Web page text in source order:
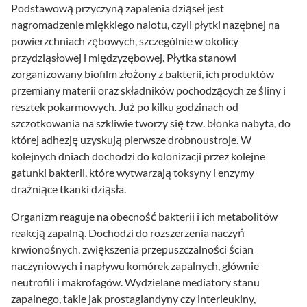
Podstawową przyczyną zapalenia dziąseł jest
nagromadzenie miękkiego nalotu, czyli płytki nazębnej na
powierzchniach zębowych, szczególnie w okolicy
przydziąsłowej i międzyzębowej. Płytka stanowi
zorganizowany biofilm złożony z bakterii, ich produktów
przemiany materii oraz składników pochodzących ze śliny i
resztek pokarmowych. Już po kilku godzinach od
szczotkowania na szkliwie tworzy się tzw. błonka nabyta, do
której adhezję uzyskują pierwsze drobnoustroje. W
kolejnych dniach dochodzi do kolonizacji przez kolejne
gatunki bakterii, które wytwarzają toksyny i enzymy
drażniące tkanki dziąsła.
Organizm reaguje na obecność bakterii i ich metabolitów
reakcją zapalną. Dochodzi do rozszerzenia naczyń
krwionośnych, zwiększenia przepuszczalności ścian
naczyniowych i napływu komórek zapalnych, głównie
neutrofili i makrofagów. Wydzielane mediatory stanu
zapalnego, takie jak prostaglandyny czy interleukiny,